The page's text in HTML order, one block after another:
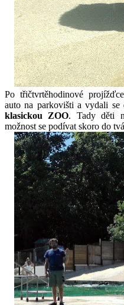
Po třičtvrtěhodinové
klasickou ZOO. Tady děti
možnost se podívat skoro do